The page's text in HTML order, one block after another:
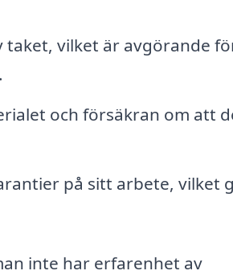
taket, vilket är avgörande
och försäkran om att
på sitt arbete, vilket
inte har erfarenhet av